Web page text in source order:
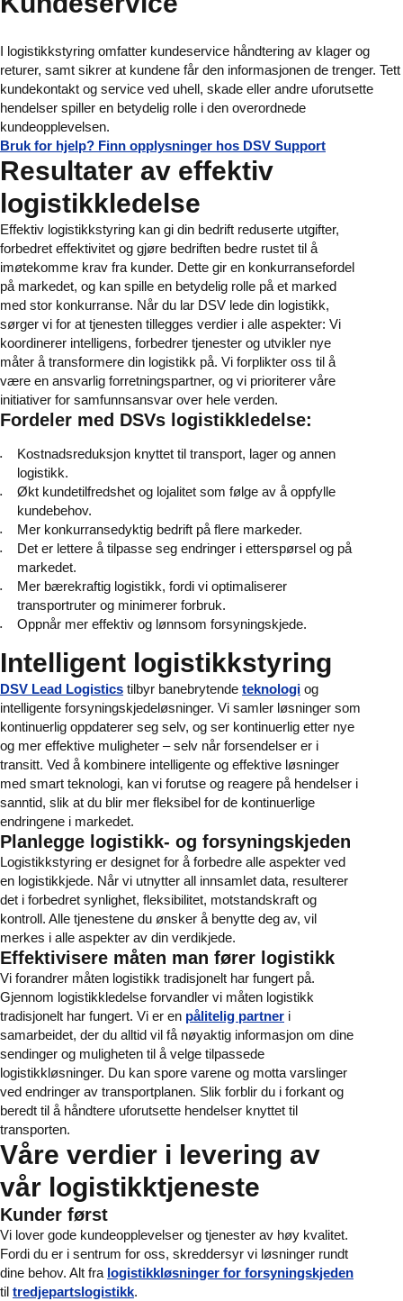
I logistikkstyring omfatter kundeservice håndtering av klager og
returer, samt sikrer at kundene får den informasjonen de trenger. Tett
kundekontakt og service ved uhell, skade eller andre uforutsette
hendelser spiller en betydelig rolle i den overordnede
kundeopplevelsen.
Bruk for hjelp? Finn opplysninger hos DSV Support
Resultater av effektiv
logistikkledelse
Effektiv logistikkstyring kan gi din bedrift reduserte utgifter,
forbedret effektivitet og gjøre bedriften bedre rustet til å
imøtekomme krav fra kunder. Dette gir en konkurransefordel
på markedet, og kan spille en betydelig rolle på et marked
med stor konkurranse. Når du lar DSV lede din logistikk,
sørger vi for at tjenesten tillegges verdier i alle aspekter: Vi
koordinerer intelligens, forbedrer tjenester og utvikler nye
måter å transformere din logistikk på. Vi forplikter oss til å
være en ansvarlig forretningspartner, og vi prioriterer våre
initiativer for samfunnsansvar over hele verden.
Fordeler med DSVs logistikkledelse:
Kostnadsreduksjon knyttet til transport, lager og annen
logistikk.
Økt kundetilfredshet og lojalitet som følge av å oppfylle
kundebehov.
Mer konkurransedyktig bedrift på flere markeder.
Det er lettere å tilpasse seg endringer i etterspørsel og på
markedet.
Mer bærekraftig logistikk, fordi vi optimaliserer
transportruter og minimerer forbruk.
Oppnår mer effektiv og lønnsom forsyningskjede.
Intelligent logistikkstyring
DSV Lead Logistics tilbyr banebrytende teknologi og
intelligente forsyningskjedeløsninger. Vi samler løsninger som
kontinuerlig oppdaterer seg selv, og ser kontinuerlig etter nye
og mer effektive muligheter – selv når forsendelser er i
transitt. Ved å kombinere intelligente og effektive løsninger
med smart teknologi, kan vi forutse og reagere på hendelser i
sanntid, slik at du blir mer fleksibel for de kontinuerlige
endringene i markedet.
Planlegge logistikk- og forsyningskjeden
Logistikkstyring er designet for å forbedre alle aspekter ved
en logistikkjede. Når vi utnytter all innsamlet data, resulterer
det i forbedret synlighet, fleksibilitet, motstandskraft og
kontroll. Alle tjenestene du ønsker å benytte deg av, vil
merkes i alle aspekter av din verdikjede.
Effektivisere måten man fører logistikk
Vi forandrer måten logistikk tradisjonelt har fungert på.
Gjennom logistikkledelse forvandler vi måten logistikk
tradisjonelt har fungert. Vi er en pålitelig partner i
samarbeidet, der du alltid vil få nøyaktig informasjon om dine
sendinger og muligheten til å velge tilpassede
logistikkløsninger. Du kan spore varene og motta varslinger
ved endringer av transportplanen. Slik forblir du i forkant og
beredt til å håndtere uforutsette hendelser knyttet til
transporten.
Våre verdier i levering av
vår logistikktjeneste
Kunder først
Vi lover gode kundeopplevelser og tjenester av høy kvalitet.
Fordi du er i sentrum for oss, skreddersyr vi løsninger rundt
dine behov. Alt fra logistikkløsninger for forsyningskjeden
til tredjepartslogistikk.